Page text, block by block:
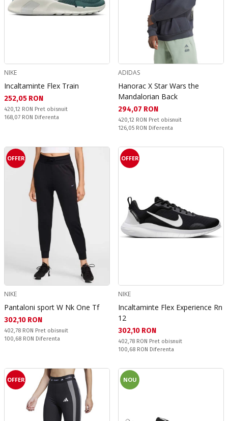
NIKE
Incaltaminte Flex Train
Текуща цена:
252,05 RON
Pret obisnuit:
420,12 RON Pret obisnuit
Спестявате:
168,07 RON Diferenta
ADIDAS
Hanorac X Star Wars the
Mandalorian Back
Текуща цена:
294,07 RON
Pret obisnuit:
420,12 RON Pret obisnuit
Спестявате:
126,05 RON Diferenta
OFFER
NIKE
Pantaloni sport W Nk One Tf
Текуща цена:
302,10 RON
Pret obisnuit:
402,78 RON Pret obisnuit
Спестявате:
100,68 RON Diferenta
OFFER
NIKE
Incaltaminte Flex Experience Rn
12
Текуща цена:
302,10 RON
Pret obisnuit:
402,78 RON Pret obisnuit
Спестявате:
100,68 RON Diferenta
OFFER NOU